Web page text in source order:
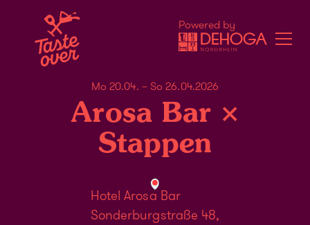
Powered by
Mo 20.04. – So 26.04.2026
Arosa Bar ×
Stappen
Hotel Arosa Bar
Sonderburgstraße 48,